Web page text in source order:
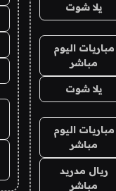
يلا شوت
مباريات اليوم
مباشر
يلا شوت
مباريات اليوم
مباشر
ريال مدريد
مباشر